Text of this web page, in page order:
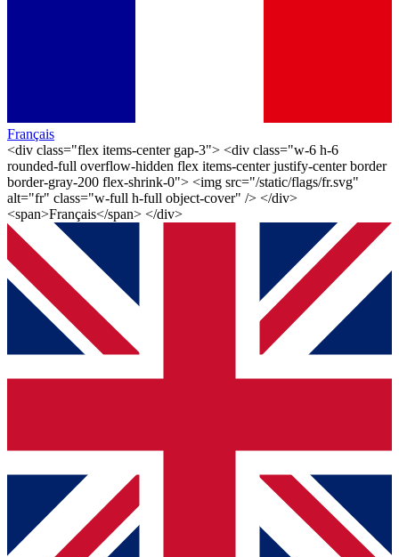
Français
<div class="flex items-center gap-3"> <div class="w-6 h-6
rounded-full overflow-hidden flex items-center justify-center border
border-gray-200 flex-shrink-0"> <img src="/static/flags/fr.svg"
alt="fr" class="w-full h-full object-cover" /> </div>
<span>Français</span> </div>